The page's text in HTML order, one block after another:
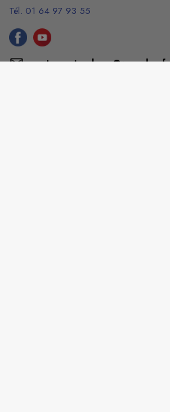
Tél. 01 64 97 93 55
centrepastoralevry@wanadoo.fr